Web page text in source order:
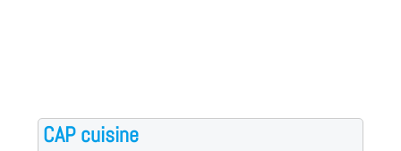
CAP cuisine